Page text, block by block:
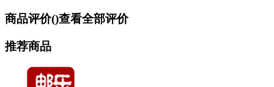
商品评价()查看全部评价
推荐商品